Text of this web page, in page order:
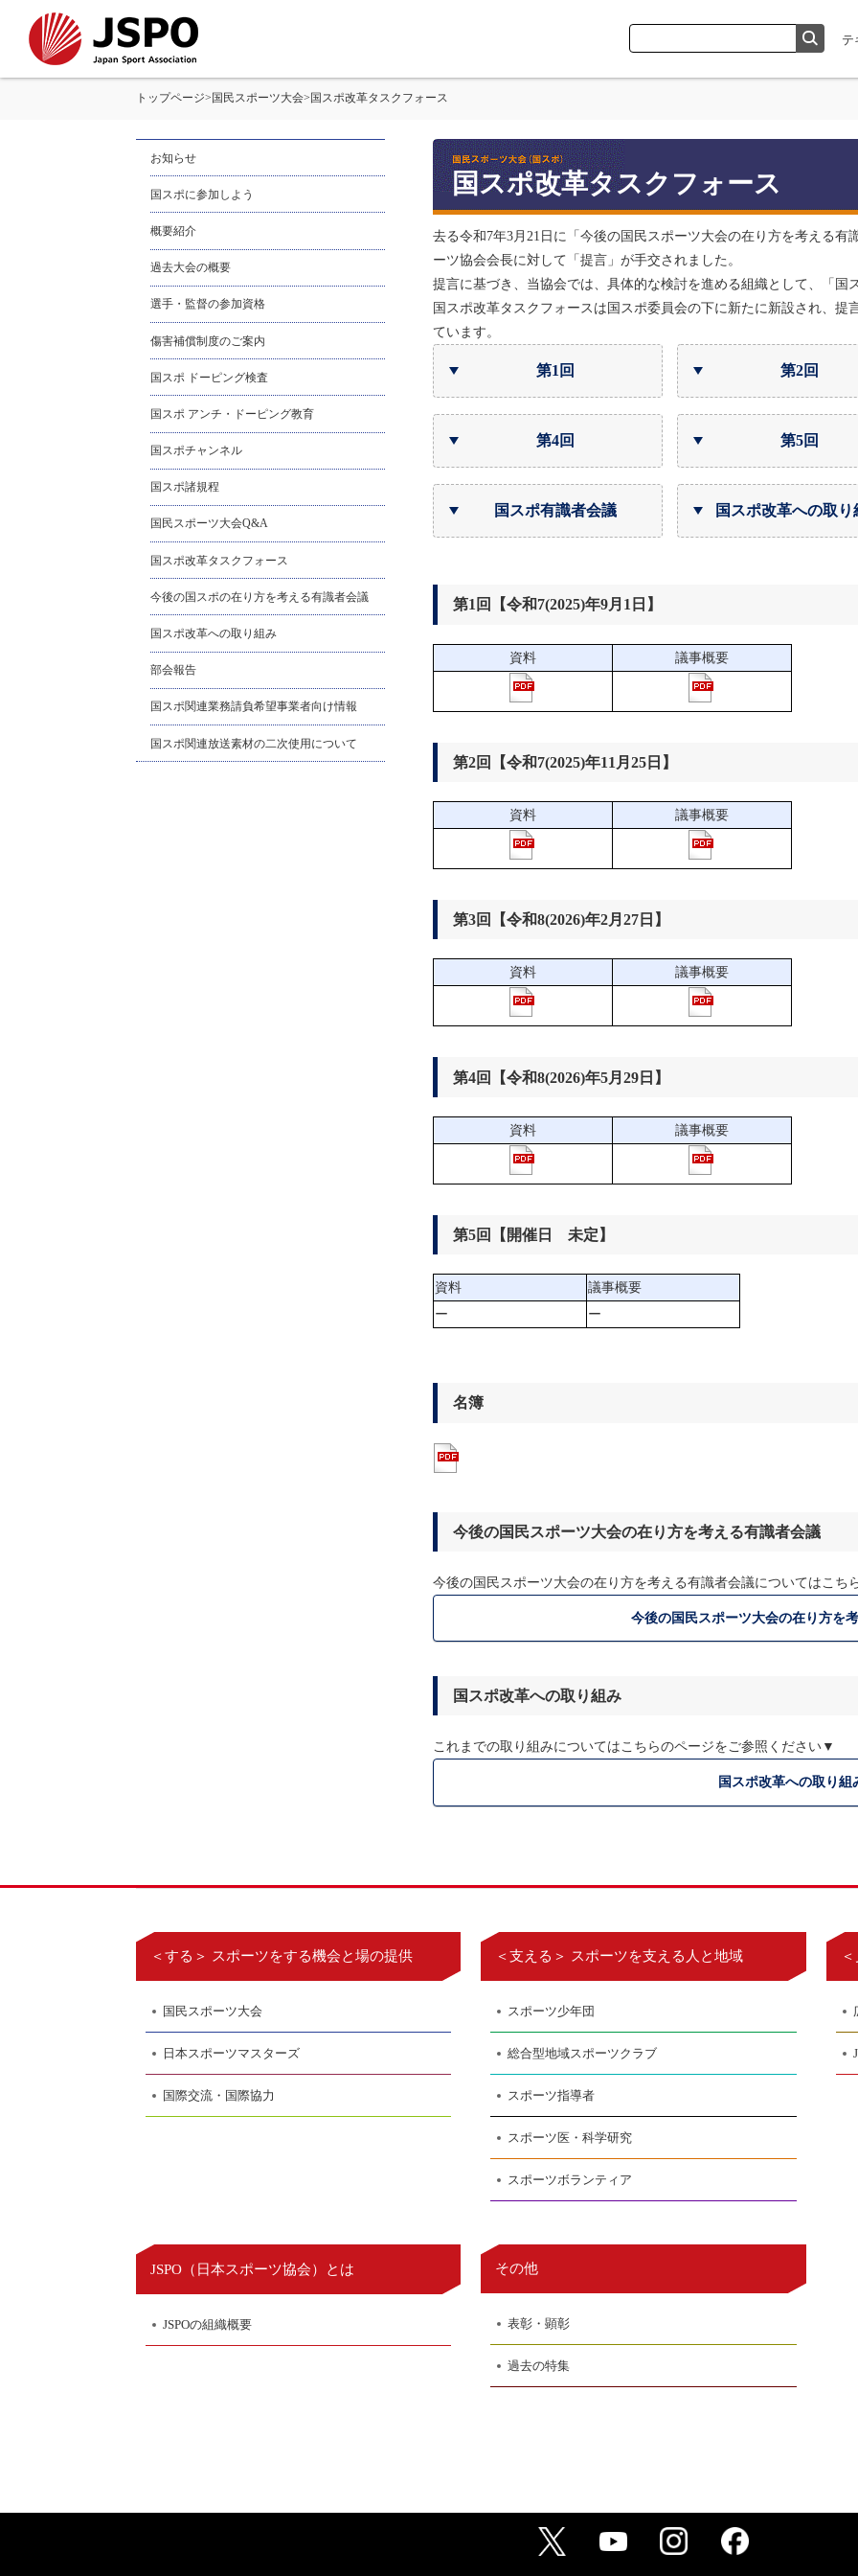
トップページ> 国民スポーツ大会> 国スポ改革タスクフォース
国スポ改革タスクフォース
去る令和7年3月21日に「今後の国民スポーツ大会の在り方を考える
ーツ協会会長に対して「提言」が手交されました。
提言に基づき、当協会では、具体的な検討を進める組織として、「国
国スポ改革タスクフォースは国スポ委員会の下に新たに新設され、提
ています。
第1回 第2回
第4回 第5回
国スポ有識者会議 国スポ改革への取り
第1回【令和7(2025)年9月1日】
資料 議事概要
第2回【令和7(2025)年11月25日】
資料 議事概要
第3回【令和8(2026)年2月27日】
資料 議事概要
第4回【令和8(2026)年5月29日】
資料 議事概要
第5回【開催日 未定】
資料
議事概要
ー
ー
名簿
今後の国民スポーツ大会の在り方を考える有識者会議
今後の国民スポーツ大会の在り方を考える有識者会議についてはこち
今後の国民スポーツ大会の在り方を
国スポ改革への取り組み
これまでの取り組みについてはこちらのページをご参照ください▼
国スポ改革への取り組
お知らせ
国スポに参加しよう
概要紹介
過去大会の概要
選手・監督の参加資格
傷害補償制度のご案内
国スポ ドーピング検査
国スポ アンチ・ドーピング教育
国スポチャンネル
国スポ諸規程
国民スポーツ大会Q&A
国スポ改革タスクフォース
今後の国スポの在り方を考える有識者会議
国スポ改革への取り組み
部会報告
国スポ関連業務請負希望事業者向け情報
国スポ関連放送素材の二次使用について
＜する＞ スポーツをする機会と場の提供
国民スポーツ大会
日本スポーツマスターズ
国際交流・国際協力
＜支える＞ スポーツを支える人と地域
スポーツ少年団
総合型地域スポーツクラブ
スポーツ指導者
スポーツ医・科学研究
スポーツボランティア
JSPO（ 日本スポーツ協会）とは
JSPOの組織概要
その他
表彰・顕彰
過去の特集